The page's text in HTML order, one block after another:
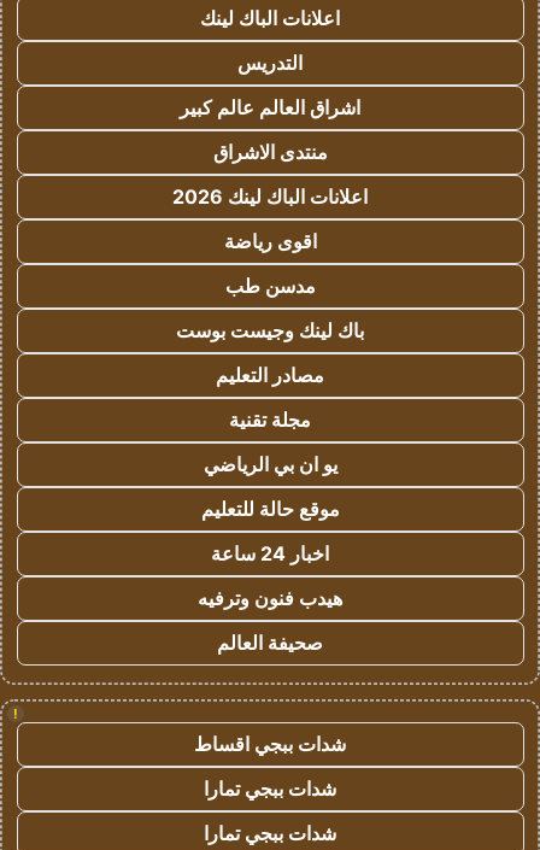
اعلانات الباك لينك
التدريس
اشراق العالم عالم كبير
منتدى الاشراق
اعلانات الباك لينك 2026
اقوى رياضة
مدسن طب
باك لينك وجيست بوست
مصادر التعليم
مجلة تقنية
يو ان بي الرياضي
موقع حالة للتعليم
اخبار 24 ساعة
هيدب فنون وترفيه
صحيفة العالم
!
شدات ببجي اقساط
شدات ببجي تمارا
شدات ببجي تمارا